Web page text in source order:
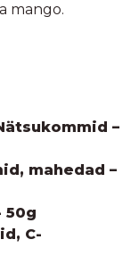
mango.
–
mahedad –
50g
C-